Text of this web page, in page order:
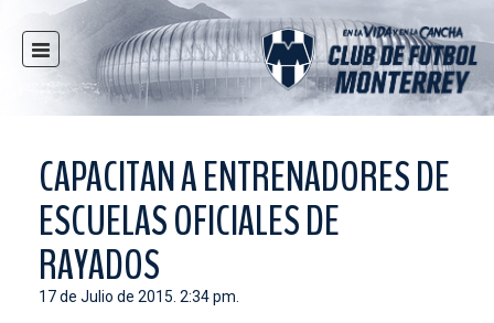
INICIO
NOTICIAS
CLUB
MULTIMEDIA
RAYADOS
RAYADAS
FUERZAS BÁSICAS
CAPACITAN A ENTRENADORES DE
ESCUELAS OFICIALES DE
RAYADOS
17 de Julio de 2015. 2:34 pm.